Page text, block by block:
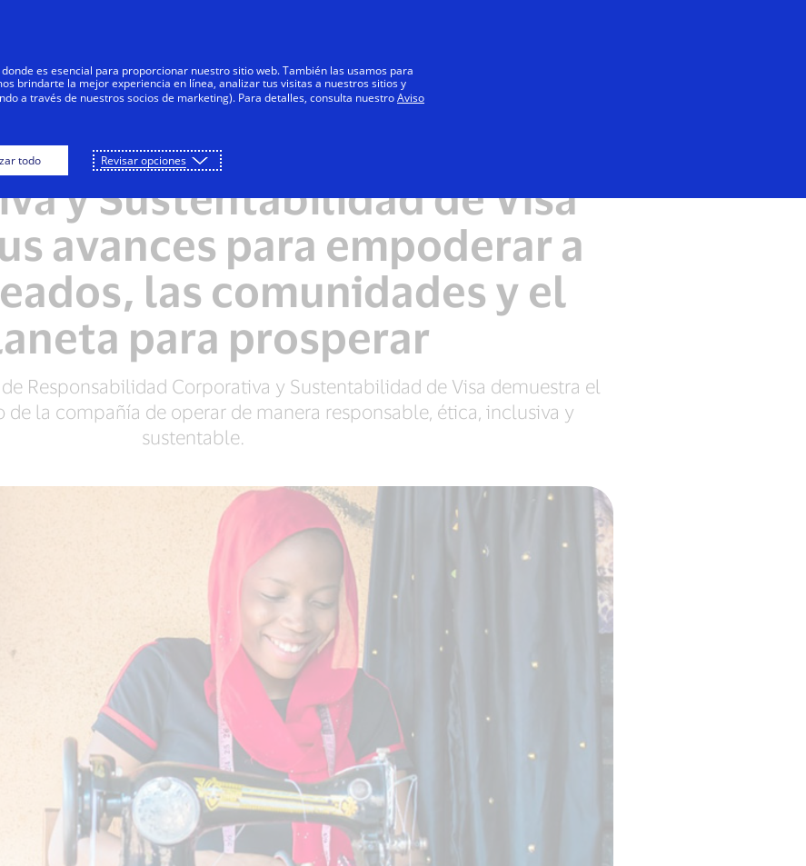
Personas Negocios Innovadores Todos
de Responsabilidad
y Sustentabilidad de Visa
avances para empoderar a
las comunidades y el
para prosperar
Responsabilidad Corporativa y Sustentabilidad de Visa demuestra el
la compañía de operar de manera responsable, ética, inclusiva y
sustentable.
es esencial para proporcionar nuestro sitio web. También las usamos para
brindarte la mejor experiencia en línea, analizar tus visitas a nuestros sitios y
a través de nuestros socios de marketing). Para detalles, consulta nuestroAviso
todo Revisar opciones